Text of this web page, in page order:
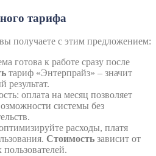
тарифа
получаете с этим предложением:
готова к работе сразу после
тариф «Энтерпрайз» – значит
результат.
оплата на месяц позволяет
системы без
расходы, платя
Стоимость зависит от